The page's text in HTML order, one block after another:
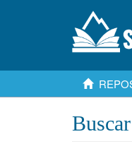
Buscar